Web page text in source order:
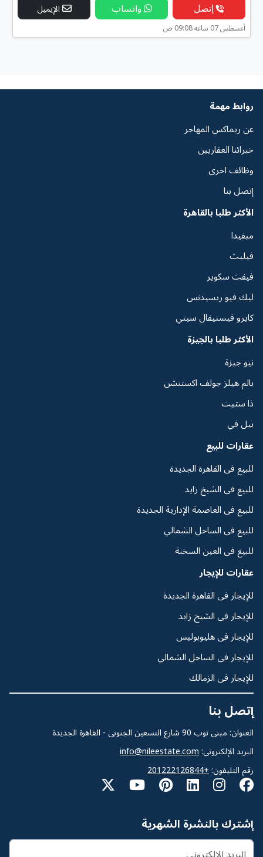
إتصل واتساب الإيميل
أغسطس 07 ساعه 09:08 ص
روابط مهمة
عن ريماكس المهاجر
خبرائنا العقاريين
وظائف اخرى
إتصل بنا
الأكثر طلبا بالقاهرة
ميفيدا
فيليت
فيفث سكوير
ليك فيو ريسيدنس
كايرو فيستيفال سيتي
الأكثر طلبا بالجيزة
نيو جيزة
بالم هيلز جولف اكستنشن
ذا ستيت
بيل في
عقارات للبيع
للبيع فى القاهرة الجديدة
للبيع فى الشيخ زايد
للبيع فى العاصمة الإدارية الجديدة
للبيع فى الساحل الشمالي
للبيع فى العين السخنة
عقارات للإيجار
للإيجار فى القاهرة الجديدة
للإيجار فى الشيخ زايد
للإيجار فى هليوبوليس
للإيجار فى الساحل الشمالي
للإيجار فى الزمالك
إتصل بنا
العنوان: مبنى توب 90 شارع التسعين الجنوبى - القاهرة الجديدة
البريد الإلكترونى: info@nileestate.com
رقم التليفون: +201222126844
إشترك بالنشرة الشهرية